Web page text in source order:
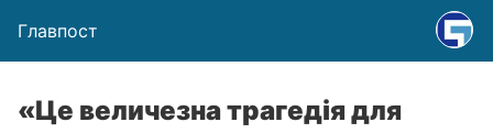
Главпост
«Це величезна трагедія для